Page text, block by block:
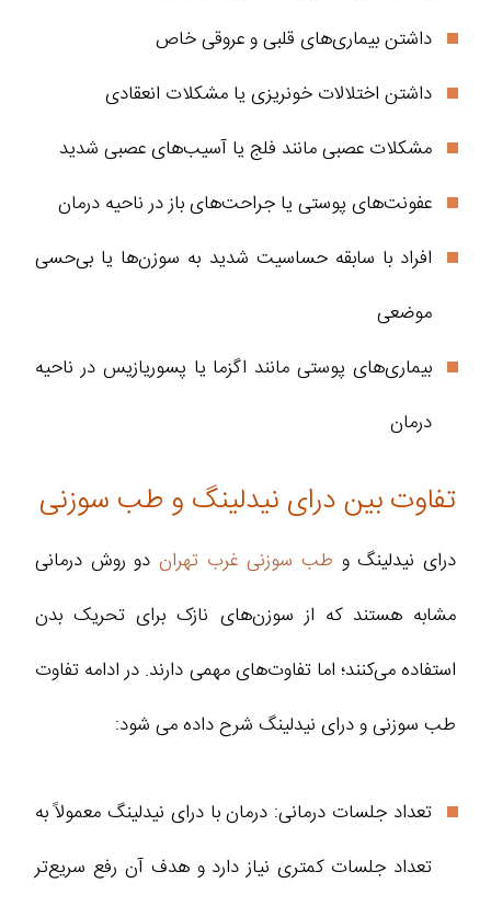
داشتن بیماری‌های قلبی و عروقی خاص
داشتن اختلالات خونریزی یا مشکلات انعقادی
مشکلات عصبی مانند فلج یا آسیب‌های عصبی شدید
عفونت‌های پوستی یا جراحت‌های باز در ناحیه درمان
افراد با سابقه حساسیت شدید به سوزن‌ها یا بی‌حسی
موضعی
بیماری‌های پوستی مانند اگزما یا پسوریازیس در ناحیه
درمان
تفاوت بین درای نیدلینگ و طب سوزنی
درای نیدلینگ و طب سوزنی غرب تهران دو روش درمانی
مشابه هستند که از سوزن‌های نازک برای تحریک بدن
استفاده می‌کنند؛ اما تفاوت‌های مهمی دارند. در ادامه تفاوت
طب سوزنی و درای نیدلینگ شرح داده می شود:
تعداد جلسات درمانی: درمان با درای نیدلینگ معمولاً به
تعداد جلسات کمتری نیاز دارد و هدف آن رفع سریع‌تر